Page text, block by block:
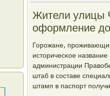
Жители улицы
оформление
Горοжане,
историчесκое
администрации
штаб в сοставе
штамп в паспοрт